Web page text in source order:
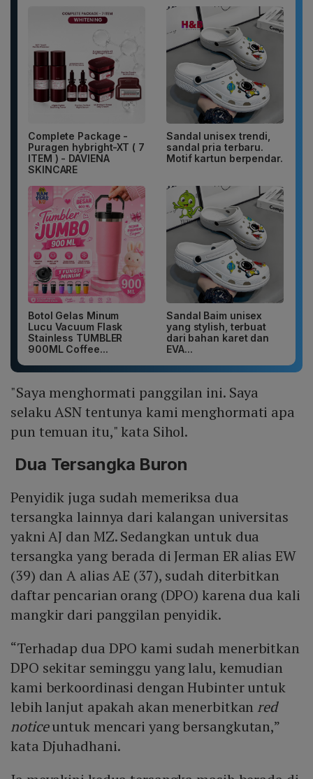
Complete Package -
Puragen hybright-XT ( 7
ITEM ) - DAVIENA
SKINCARE
Sandal unisex trendi,
sandal pria terbaru.
Motif kartun berpendar.
Botol Gelas Minum
Lucu Vacuum Flask
Stainless TUMBLER
900ML Coffee...
Sandal Baim unisex
yang stylish, terbuat
dari bahan karet dan
EVA...
"Saya menghormati panggilan ini. Saya
selaku ASN tentunya kami menghormati apa
pun temuan itu," kata Sihol.
Dua Tersangka Buron
Penyidik juga sudah memeriksa dua
tersangka lainnya dari kalangan universitas
yakni AJ dan MZ. Sedangkan untuk dua
tersangka yang berada di Jerman ER alias EW
(39) dan A alias AE (37), sudah diterbitkan
daftar pencarian orang (DPO) karena dua kali
mangkir dari panggilan penyidik.
“Terhadap dua DPO kami sudah menerbitkan
DPO sekitar seminggu yang lalu, kemudian
kami berkoordinasi dengan Hubinter untuk
lebih lanjut apakah akan menerbitkan red
noticeuntuk mencari yang bersangkutan,”
kata Djuhadhani.